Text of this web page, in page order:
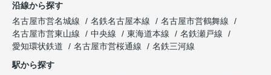
沿線から探す
名古屋市営名城線
名鉄名古屋本線
名古屋市営鶴舞線
名古屋市営東山線
中央線 東海道本線
名鉄瀬戸線
愛知環状鉄道
名古屋市営桜通線
名鉄三河線
駅から探す